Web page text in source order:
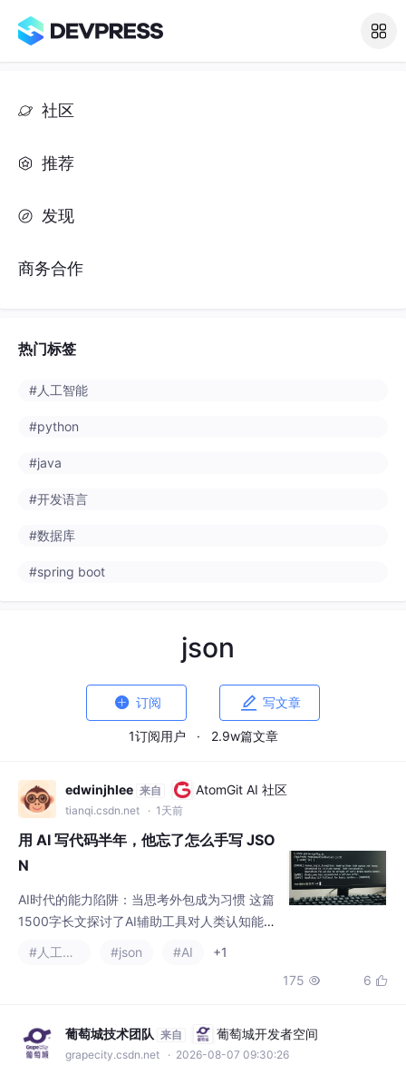
社区
推荐
发现
商务合作
热门标签
#人工智能
#python
#java
#开发语言
#数据库
#spring boot
json
 订阅  写文章
1订阅用户 · 2.9w篇文章
edwinjhlee 来自 AtomGit AI 社区
tianqi.csdn.net · 1天前
用 AI 写代码半年，他忘了怎么手写 JSO
N
AI时代的能力陷阱：当思考外包成为习惯 这篇
1500字长文探讨了AI辅助工具对人类认知能力
指出当前ChatGPT等AI工具正在导致人类逐渐
两年前的代码等。 核心观点在于：AI不仅替代
执行层面的工作，更开始介入判断过程。传统
#人工智能 #json #AI
+1
175  6 
葡萄城技术团队 来自 葡萄城开发者空间
grapecity.csdn.net · 2026-08-07 09:30:26